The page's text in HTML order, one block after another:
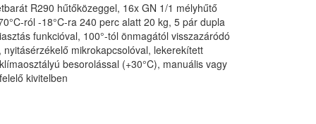
R290 hűtőközeggel, 16x GN 1/1 mélyhűtő
ról -18°C-ra 240 perc alatt 20 kg, 5 pár dupla
funkcióval, 100°-tól önmagától visszazáródó
mikrokapcsolóval, lekerekített
besorolással (+30°C), manuális vagy
kivitelben